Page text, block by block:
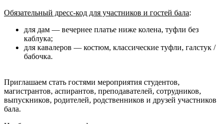
Обязательный дресс-код для участников и гостей бала:
для дам — вечернее платье ниже колена, туфли без
каблука;
для кавалеров — костюм, классические туфли, галстук /
бабочка.
Приглашаем стать гостями мероприятия студентов,
магистрантов, аспирантов, преподавателей, сотрудников,
выпускников, родителей, родственников и друзей участников
бала.